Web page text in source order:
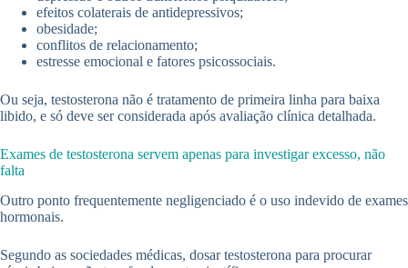
efeitos colaterais de antidepressivos;
obesidade;
conflitos de relacionamento;
estresse emocional e fatores psicossociais.
Ou seja, testosterona não é tratamento de primeira linha para baixa
libido, e só deve ser considerada após avaliação clínica detalhada.
Exames de testosterona servem apenas para investigar excesso, não
falta
Outro ponto frequentemente negligenciado é o uso indevido de exames
hormonais.
Segundo as sociedades médicas, dosar testosterona para procurar